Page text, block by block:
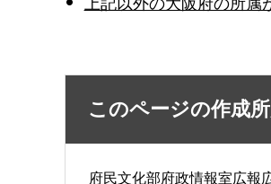
上記以外の大阪府の所属
このページの作成
府民文化部府政情報室広報